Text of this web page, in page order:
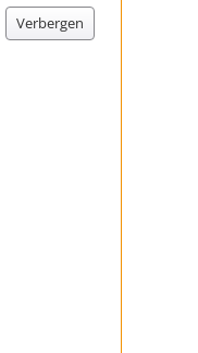
Verbergen